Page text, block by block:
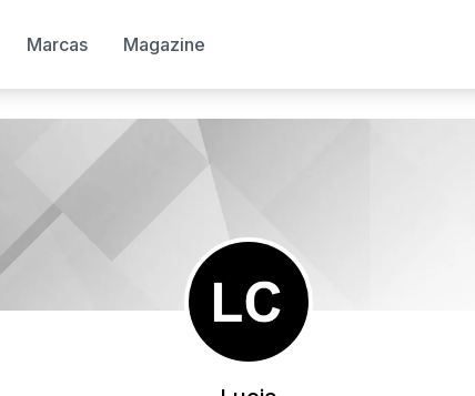
Marcas Magazine